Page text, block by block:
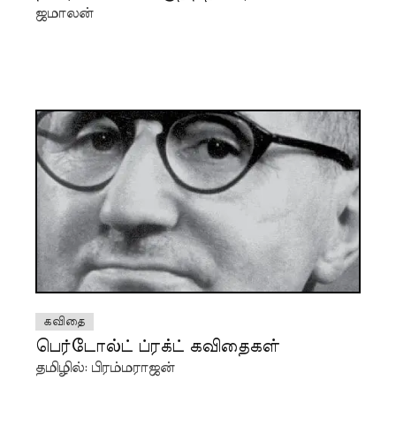
ஜமாலன்
கவிதை
பெர்டோல்ட் ப்ரக்ட் கவிதைகள்
தமிழில்: பிரம்மராஜன்